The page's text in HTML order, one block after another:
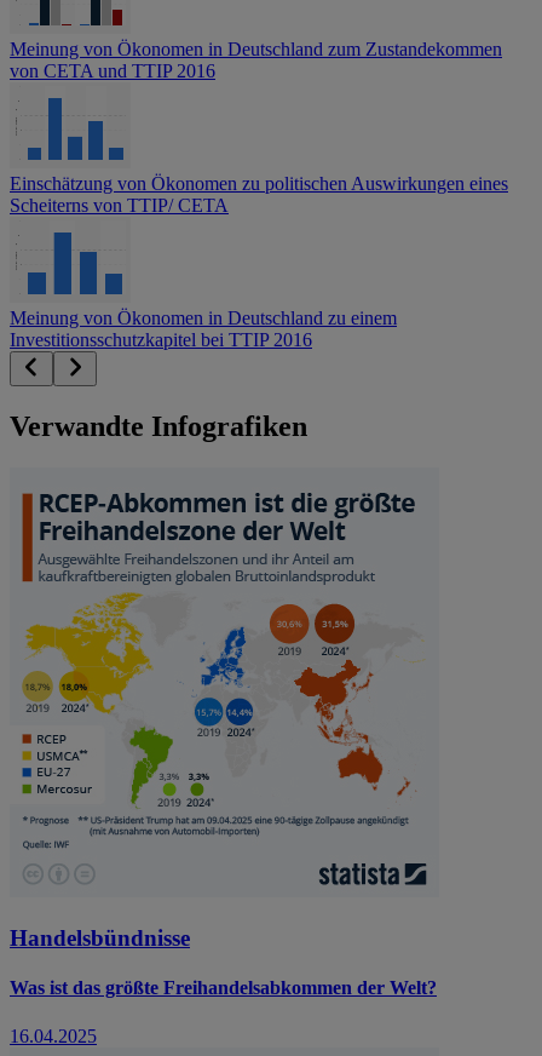
Meinung von Ökonomen in Deutschland zum Zustandekommen
von CETA und TTIP 2016
Einschätzung von Ökonomen zu politischen Auswirkungen eines
Scheiterns von TTIP/ CETA
Meinung von Ökonomen in Deutschland zu einem
Investitionsschutzkapitel bei TTIP 2016
Verwandte Infografiken
Handelsbündnisse
Was ist das größte Freihandelsabkommen der Welt?
16.04.2025